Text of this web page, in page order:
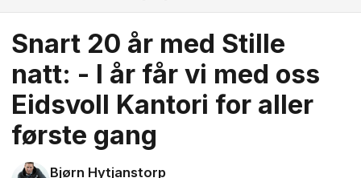
Snart 20 år med Stille
natt: - I år får vi med oss
Eidsvoll Kantori for aller
første gang
Bjørn Hytjanstorp